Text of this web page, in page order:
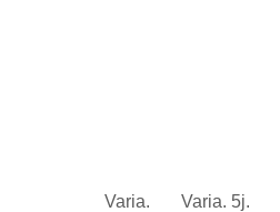
Varia. Varia. 5j.